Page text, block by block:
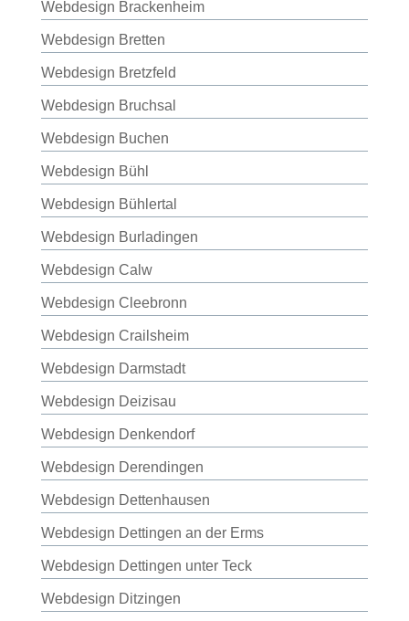
Webdesign Brackenheim
Webdesign Bretten
Webdesign Bretzfeld
Webdesign Bruchsal
Webdesign Buchen
Webdesign Bühl
Webdesign Bühlertal
Webdesign Burladingen
Webdesign Calw
Webdesign Cleebronn
Webdesign Crailsheim
Webdesign Darmstadt
Webdesign Deizisau
Webdesign Denkendorf
Webdesign Derendingen
Webdesign Dettenhausen
Webdesign Dettingen an der Erms
Webdesign Dettingen unter Teck
Webdesign Ditzingen